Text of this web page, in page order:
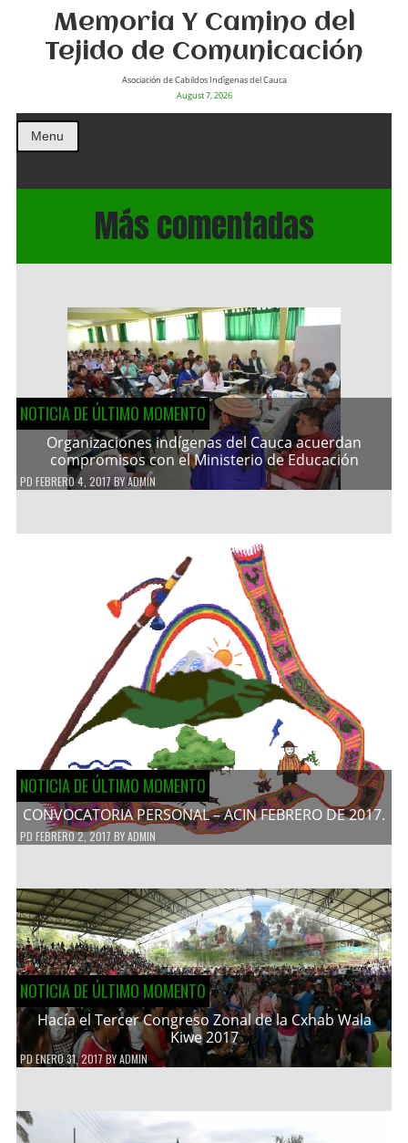
Memoria Y Camino del
Tejido de Comunicación
Asociación de Cabildos Indìgenas del Cauca
August 7, 2026
Menu
Más comentadas
NOTICIA DE ÚLTIMO MOMENTO
Organizaciones indígenas del Cauca acuerdan
compromisos con el Ministerio de Educación
PD FEBRERO 4, 2017 BYADMIN
NOTICIA DE ÚLTIMO MOMENTO
CONVOCATORIA PERSONAL – ACIN FEBRERO DE 2017.
PD FEBRERO 2, 2017 BYADMIN
NOTICIA DE ÚLTIMO MOMENTO
Hacía el Tercer Congreso Zonal de la Cxhab Wala
Kiwe 2017
PDENERO 31, 2017 BYADMIN